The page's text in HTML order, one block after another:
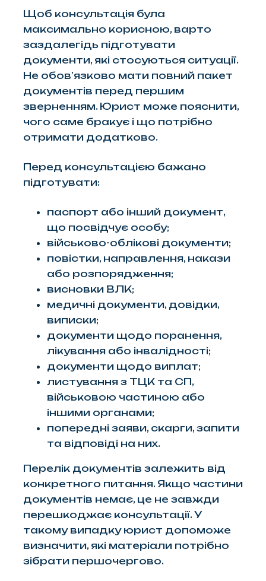
Щоб консультація була
максимально корисною, варто
заздалегідь підготувати
документи, які стосуються ситуації.
Не обов’язково мати повний пакет
документів перед першим
зверненням. Юрист може пояснити,
чого саме бракує і що потрібно
отримати додатково.
Перед консультацією бажано
підготувати:
паспорт або інший документ,
що посвідчує особу;
військово-облікові документи;
повістки, направлення, накази
або розпорядження;
висновки ВЛК;
медичні документи, довідки,
виписки;
документи щодо поранення,
лікування або інвалідності;
документи щодо виплат;
листування з ТЦК та СП,
військовою частиною або
іншими органами;
попередні заяви, скарги, запити
та відповіді на них.
Перелік документів залежить від
конкретного питання. Якщо частини
документів немає, це не завжди
перешкоджає консультації. У
такому випадку юрист допоможе
визначити, які матеріали потрібно
зібрати першочергово.